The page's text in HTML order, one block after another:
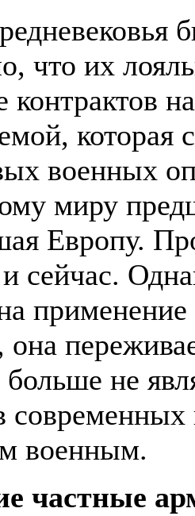
что их
контрактов
которая
военных
миру
Европу.
сейчас.
применение
она
больше не
военным.
частные